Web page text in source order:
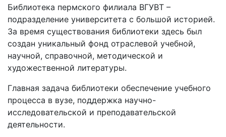
Библиотека пермского филиала ВГУВТ –
подразделение университета с большой историей.
За время существования библиотеки здесь был
создан уникальный фонд отраслевой учебной,
научной, справочной, методической и
художественной литературы.
Главная задача библиотеки обеспечение учебного
процесса в вузе, поддержка научно-
исследовательской и преподавательской
деятельности.